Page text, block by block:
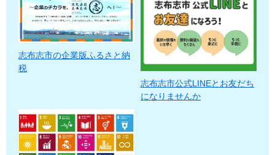
志布志市の企業版ふるさと納
税
志布志市公式LINEとお友だち
になりませんか